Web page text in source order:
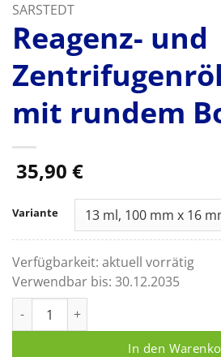
SARSTEDT
Reagenz- und
mit rundem
35,90 €
Variante
Verfügbarkeit: aktuell vorrätig
Verwendbar bis: 30.12.2035
In den